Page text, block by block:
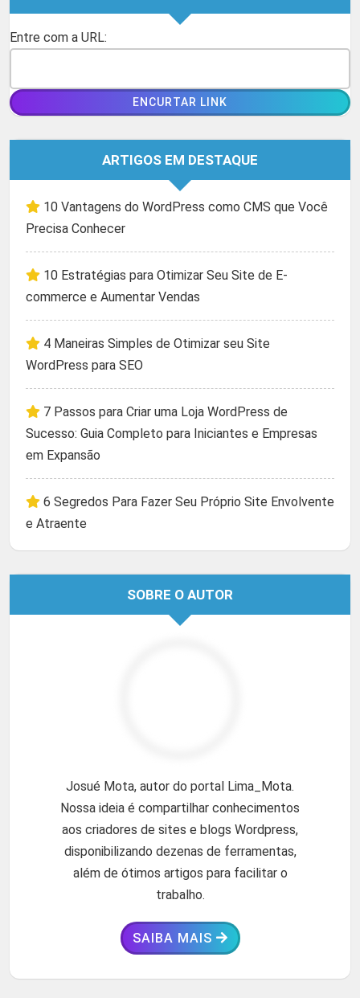
Entre com a URL:
ARTIGOS EM DESTAQUE
10 Vantagens do WordPress como CMS que Você
Precisa Conhecer
10 Estratégias para Otimizar Seu Site de E-
commerce e Aumentar Vendas
4 Maneiras Simples de Otimizar seu Site
WordPress para SEO
7 Passos para Criar uma Loja WordPress de
Sucesso: Guia Completo para Iniciantes e Empresas
em Expansão
6 Segredos Para Fazer Seu Próprio Site Envolvente
e Atraente
SOBRE O AUTOR
Josué Mota, autor do portal Lima_Mota.
Nossa ideia é compartilhar conhecimentos
aos criadores de sites e blogs Wordpress,
disponibilizando dezenas de ferramentas,
além de ótimos artigos para facilitar o
trabalho.
SAIBA MAIS